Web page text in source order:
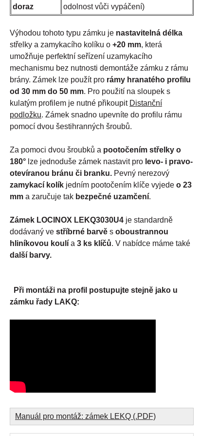
doraz
odolnost vůči vypáčení)
Výhodou tohoto typu zámku je nastavitelná délka
střelky a zamykacího kolíku o +20 mm, která
umožňuje perfektní seřízení uzamykacího
mechanismu bez nutnosti demontáže zámku z rámu
brány. Zámek lze použít pro rámy hranatého profilu
od 30 mm do 50 mm. Pro použití na sloupek s
kulatým profilem je nutné přikoupit Distanční
podložku. Zámek snadno upevníte do profilu rámu
pomocí dvou šestihranných šroubů.
Za pomoci dvou šroubků a pootočením střelky o
180° lze jednoduše zámek nastavit pro levo- i pravo-
otevíranou bránu či branku. Pevný nerezový
zamykací kolík jedním pootočením klíče vyjede o 23
mm a zaručuje tak bezpečné uzamčení.
Zámek LOCINOX LEKQ3030U4 je standardně
dodávaný ve stříbrné barvě s oboustrannou
hliníkovou koulí a 3 ks klíčů. V nabídce máme také
další barvy.
Při montáži na profil postupujte stejně jako u
zámku řady LAKQ:
Manuál pro montáž: zámek LEKQ (.PDF)